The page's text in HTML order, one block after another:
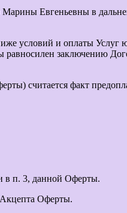
Евгеньевны в
условий и оплаты Услуг
заключению
считается факт
в п. 3, данной Оферты.
Акцепта Оферты.